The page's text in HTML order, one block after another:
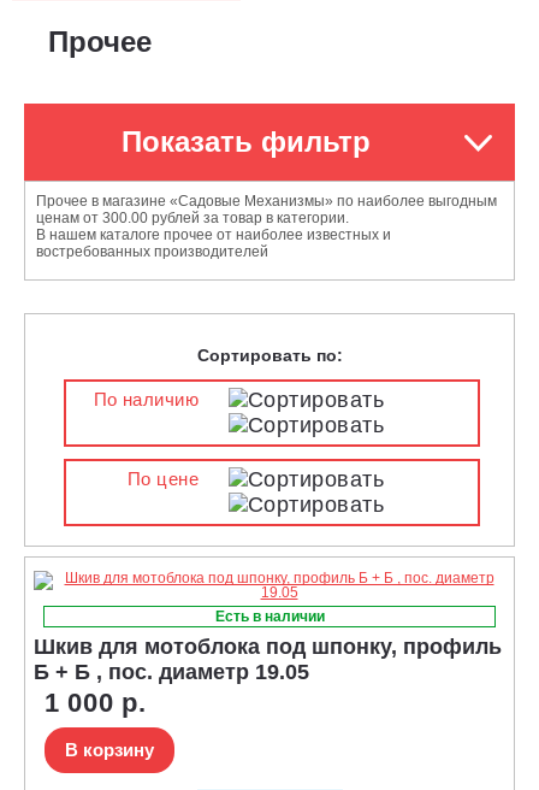
Прочее
Показать фильтр
Прочее в магазине «Садовые Механизмы» по наиболее выгодным
ценам от 300.00 рублей за товар в категории.
В нашем каталоге прочее от наиболее известных и
востребованных производителей
Сортировать по:
По наличию
По цене
Есть в наличии
Шкив для мотоблока под шпонку, профиль
Б + Б , пос. диаметр 19.05
1 000 р.
В корзину